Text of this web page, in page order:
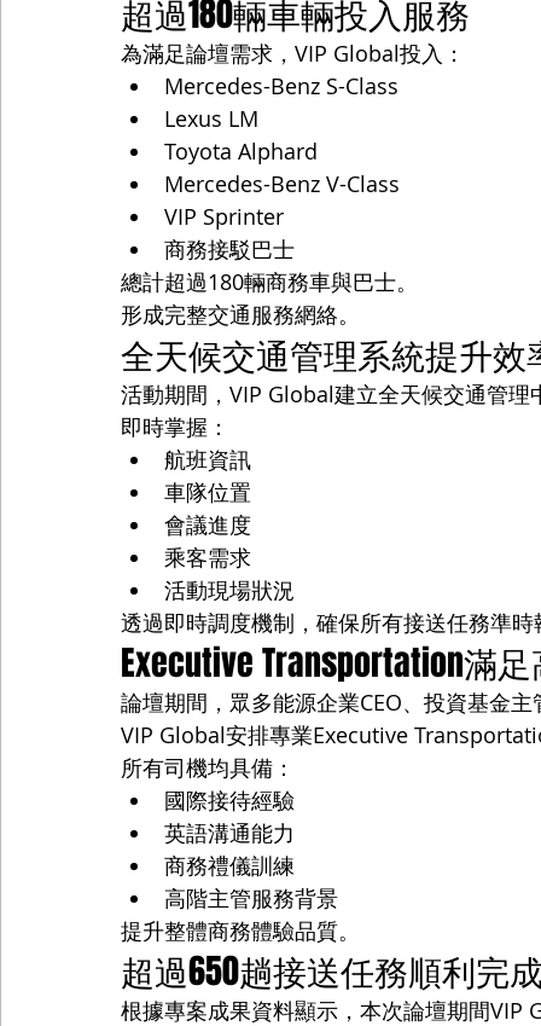
超過180輛車輛投入服務
為滿足論壇需求，VIP Global投入：
Mercedes-Benz S-Class
Lexus LM
Toyota Alphard
Mercedes-Benz V-Class
VIP Sprinter
商務接駁巴士
總計超過180輛商務車與巴士。
形成完整交通服務網絡。
全天候交通管理系統提升效
活動期間，VIP Global建立全天候交通管理
即時掌握：
航班資訊
車隊位置
會議進度
乘客需求
活動現場狀況
透過即時調度機制，確保所有接送任務準時
Executive Transportation滿
論壇期間，眾多能源企業CEO、投資基金
VIP Global安排專業Executive
所有司機均具備：
國際接待經驗
英語溝通能力
商務禮儀訓練
高階主管服務背景
提升整體商務體驗品質。
超過650趟接送任務順利完
根據專案成果資料顯示，本次論壇期間VIP